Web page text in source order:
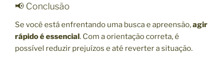
📢 Conclusão
Se você está enfrentando uma busca e apreensão,agir
rápido é essencial. Com a orientação correta, é
possível reduzir prejuízos e até reverter a situação.